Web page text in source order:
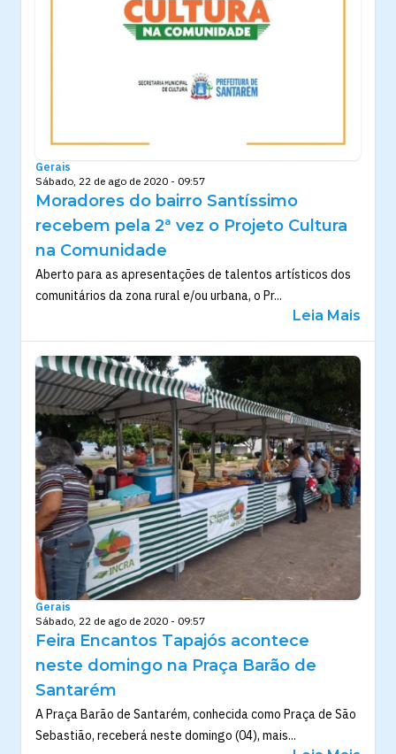
Gerais
Sábado, 22 de ago de 2020 - 09:57
Moradores do bairro Santíssimo
recebem pela 2ª vez o Projeto Cultura
na Comunidade
Aberto para as apresentações de talentos artísticos dos
comunitários da zona rural e/ou urbana, o Pr...
Leia Mais
Gerais
Sábado, 22 de ago de 2020 - 09:57
Feira Encantos Tapajós acontece
neste domingo na Praça Barão de
Santarém
A Praça Barão de Santarém, conhecida como Praça de São
Sebastião, receberá neste domingo (04), mais...